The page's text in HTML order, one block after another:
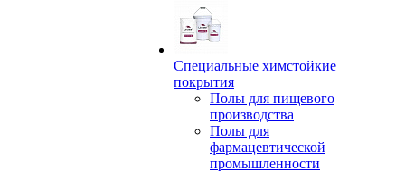
Специальные химстойкие
покрытия
Полы для пищевого
производства
Полы для
фармацевтической
промышленности